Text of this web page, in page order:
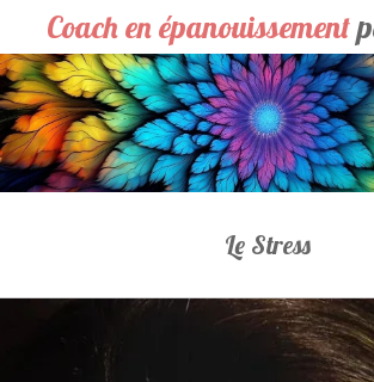
Passer
au
contenu
principal
Coach en épanouissement
Le Stress